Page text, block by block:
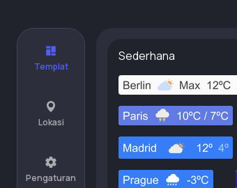
Templat
Lokasi
Pengaturan
Sederhana